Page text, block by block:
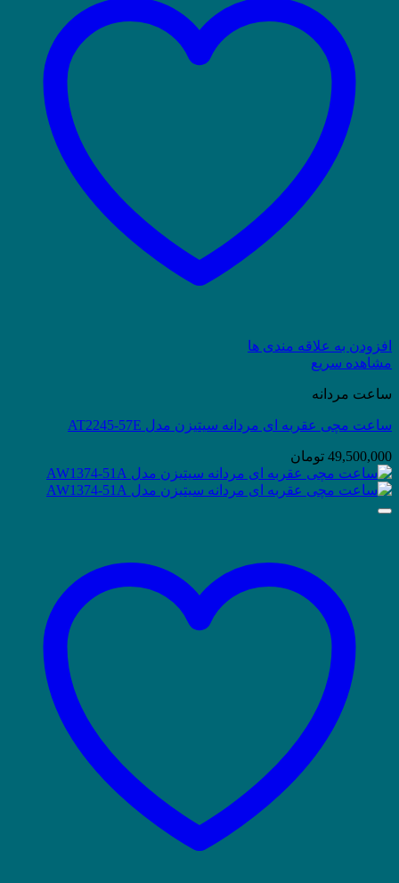
افزودن به علاقه مندی ها
مشاهده سریع
ساعت مردانه
ساعت مچی عقربه ای مردانه سیتیزن مدل AT2245-57E
49,500,000 تومان